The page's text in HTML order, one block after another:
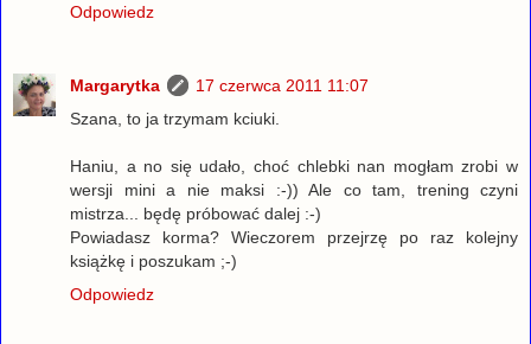
Odpowiedz
Margarytka
17 czerwca 2011 11:07
Szana, to ja trzymam kciuki.
Haniu, a no się udało, choć chlebki nan mogłam zrobi w
wersji mini a nie maksi :-)) Ale co tam, trening czyni
mistrza... będę próbować dalej :-)
Powiadasz korma? Wieczorem przejrzę po raz kolejny
książkę i poszukam ;-)
Odpowiedz